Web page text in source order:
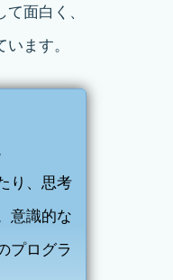
面白く、
ます。
り、思考
意識的な
プログラ